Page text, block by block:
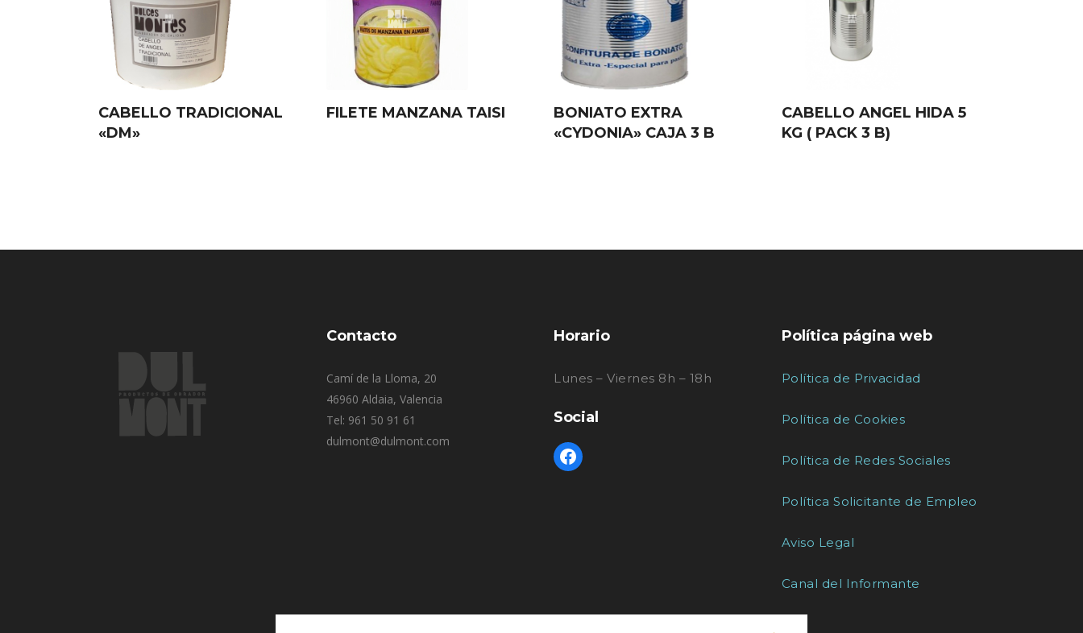
CABELLO TRADICIONAL
«DM»
FILETE MANZANA TAISI
BONIATO EXTRA
«CYDONIA» CAJA 3 B
CABELLO ANGEL HIDA 5
KG ( PACK 3 B)
Contacto
Camí de la Lloma, 20
46960 Aldaia, Valencia
Tel: 961 50 91 61
dulmont@dulmont.com
Horario
Lunes – Viernes 8h – 18h
Social
Política página web
Política de Privacidad
Política de Cookies
Política de Redes Sociales
Política Solicitante de Empleo
Aviso Legal
Canal del Informante